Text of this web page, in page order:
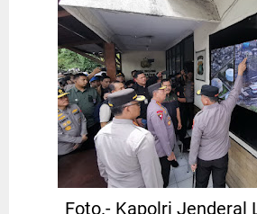
Foto.- Kapolri Jenderal